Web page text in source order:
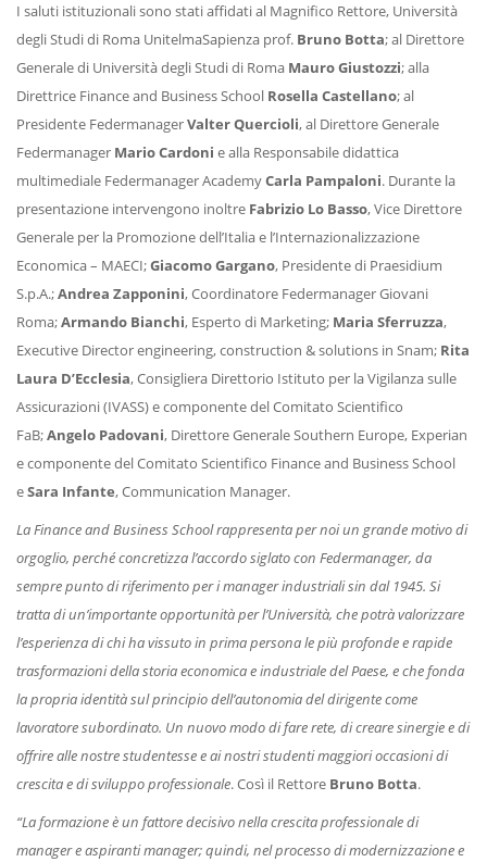
I saluti istituzionali sono stati affidati al Magnifico Rettore, Università
degli Studi di Roma UnitelmaSapienza prof. Bruno Botta; al Direttore
Generale di Università degli Studi di Roma Mauro Giustozzi; alla
Direttrice Finance and Business School Rosella Castellano; al
Presidente FedermanagerValter Quercioli, al Direttore Generale
Federmanager Mario Cardoni e alla Responsabile didattica
multimediale Federmanager AcademyCarla Pampaloni. Durante la
presentazione intervengono inoltre Fabrizio Lo Basso, Vice Direttore
Generale per la Promozione dell’Italia e l’Internazionalizzazione
Economica – MAECI;Giacomo Gargano, Presidente di Praesidium
S.p.A.;Andrea Zapponini, Coordinatore Federmanager Giovani
Roma;Armando Bianchi, Esperto di Marketing; Maria Sferruzza,
Executive Director engineering, construction & solutions in Snam; Rita
Laura D’Ecclesia, Consigliera Direttorio Istituto per la Vigilanza sulle
Assicurazioni (IVASS) e componente del Comitato Scientifico
FaB;Angelo Padovani, Direttore Generale Southern Europe, Experian
e componente del Comitato Scientifico Finance and Business School
eSara Infante, Communication Manager.
La Finance and Business School rappresenta per noi un grande motivo di
orgoglio, perché concretizza l’accordo siglato con Federmanager, da
sempre punto di riferimento per i manager industriali sin dal 1945. Si
tratta di un’importante opportunità per l’Università, che potrà valorizzare
l’esperienza di chi ha vissuto in prima persona le più profonde e rapide
trasformazioni della storia economica e industriale del Paese, e che fonda
la propria identità sul principio dell’autonomia del dirigente come
lavoratore subordinato. Un nuovo modo di fare rete, di creare sinergie e di
offrire alle nostre studentesse e ai nostri studenti maggiori occasioni di
crescita e di sviluppo professionale. Così il Rettore Bruno Botta.
“La formazione è un fattore decisivo nella crescita professionale di
manager e aspiranti manager; quindi, nel processo di modernizzazione e